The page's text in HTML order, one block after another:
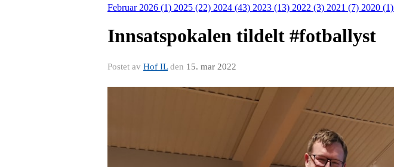
Februar 2026 (1) 2025 (22) 2024 (43) 2023 (13) 2022 (3) 2021 (7) 2020 (1)
Innsatspokalen tildelt #fotballyst
Postet av Hof ILden 15. mar 2022